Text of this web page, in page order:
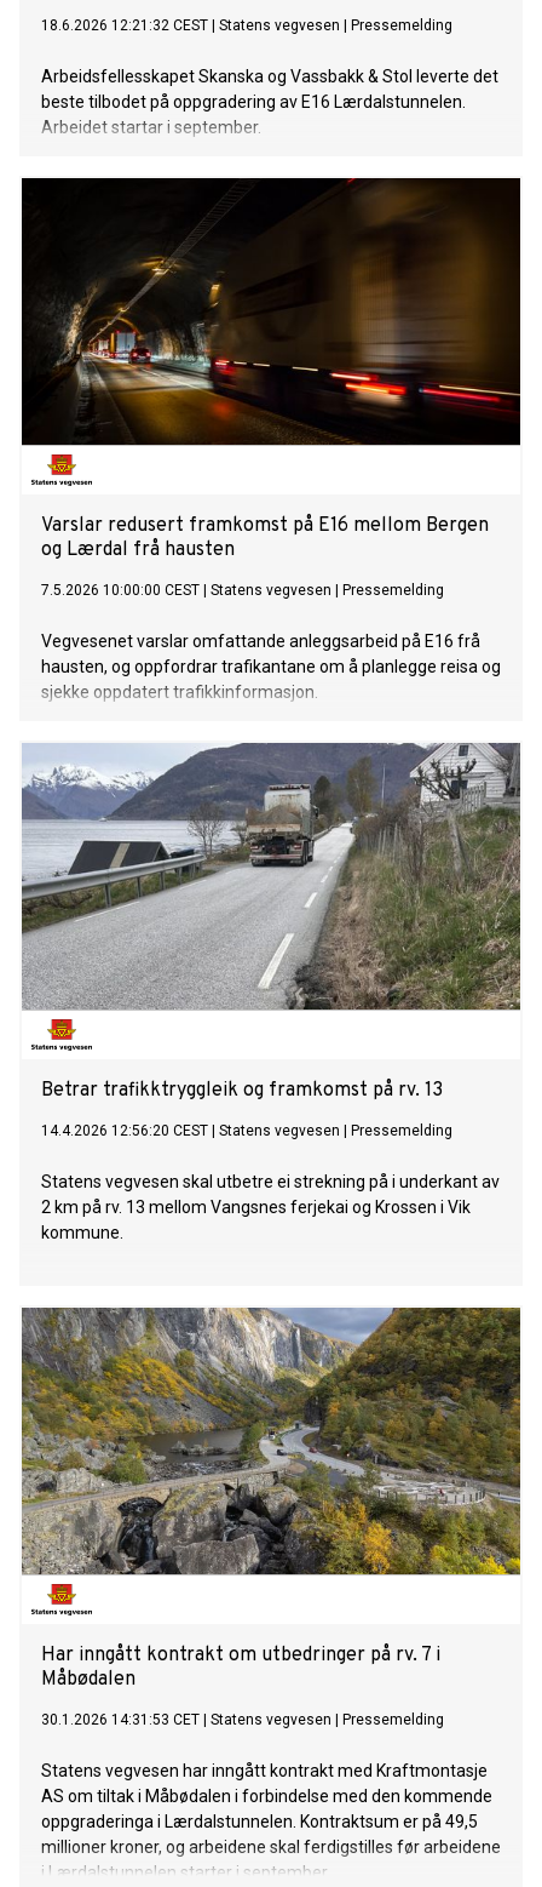
18.6.2026 12:21:32 CEST Statens vegvesen Pressemelding
Arbeidsfellesskapet Skanska og Vassbakk & Stol leverte det
beste tilbodet på oppgradering av E16 Lærdalstunnelen.
Arbeidet startar i september.
Varslar redusert framkomst på E16 mellom Bergen
og Lærdal frå hausten
7.5.2026 10:00:00 CEST Statens vegvesen Pressemelding
Vegvesenet varslar omfattande anleggsarbeid på E16 frå
hausten, og oppfordrar trafikantane om å planlegge reisa og
sjekke oppdatert trafikkinformasjon.
Betrar trafikktryggleik og framkomst på rv. 13
14.4.2026 12:56:20 CEST Statens vegvesen Pressemelding
Statens vegvesen skal utbetre ei strekning på i underkant av
2 km på rv. 13 mellom Vangsnes ferjekai og Krossen i Vik
kommune.
Har inngått kontrakt om utbedringer på rv. 7 i
Måbødalen
30.1.2026 14:31:53 CET Statens vegvesen Pressemelding
Statens vegvesen har inngått kontrakt med Kraftmontasje
AS om tiltak i Måbødalen i forbindelse med den kommende
oppgraderinga i Lærdalstunnelen. Kontraktsum er på 49,5
millioner kroner, og arbeidene skal ferdigstilles før arbeidene
i Lærdalstunnelen starter i september.